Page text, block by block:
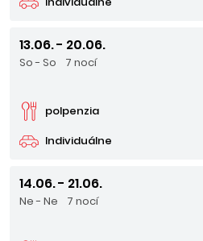
13.06. - 20.06.
So - So 7 nocí
Individuálne
polpenzia
14.06. - 21.06.
Ne - Ne 7 nocí